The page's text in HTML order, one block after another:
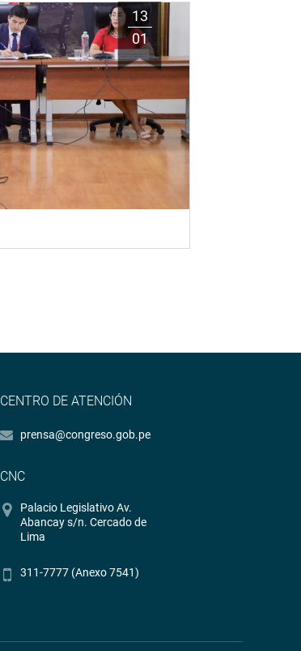
13
01
CENTRO DE ATENCIÓN
prensa@congreso.gob.pe
CNC
Palacio Legislativo Av.
Abancay s/n. Cercado de
Lima
311-7777 (Anexo 7541)